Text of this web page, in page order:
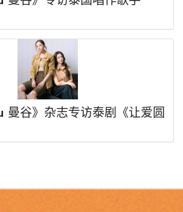
曼谷》杂志专访泰剧《让爱圆